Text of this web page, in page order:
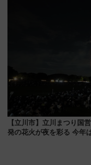
【立川市】立川まつり国
発の花火が夜を彩る 今年